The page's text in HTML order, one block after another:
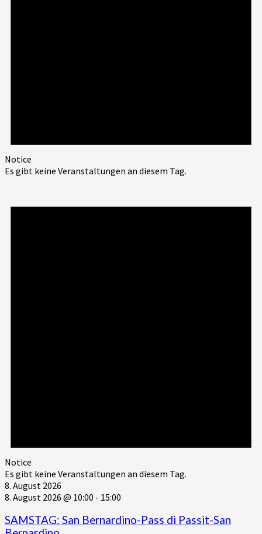
Notice
Es gibt keine Veranstaltungen an diesem Tag.
Notice
Es gibt keine Veranstaltungen an diesem Tag.
8. August 2026
8. August 2026 @ 10:00 - 15:00
SAMSTAG: San Bernardino-Pass di Passit-San